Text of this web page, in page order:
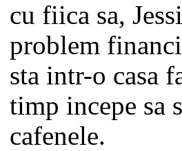
cu fiica sa,
problem
sta intr-o casa
timp incepe sa
cafenele.